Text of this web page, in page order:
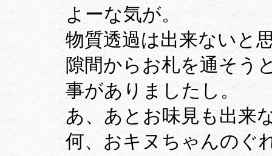
よーな気が。
物質透過は出来ないと
隙間からお札を通そう
事がありましたし。
あ、あとお味見も出来
何、おキヌちゃんのぐ